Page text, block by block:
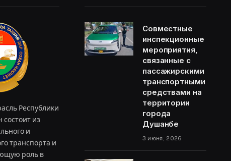
Республики
состоит из
и
транспорта и
роль в
Совместные
инспекционные
мероприятия,
связанные с
пассажирскими
транспортными
средствами на
территории
города
Душанбе
3 июня, 2026